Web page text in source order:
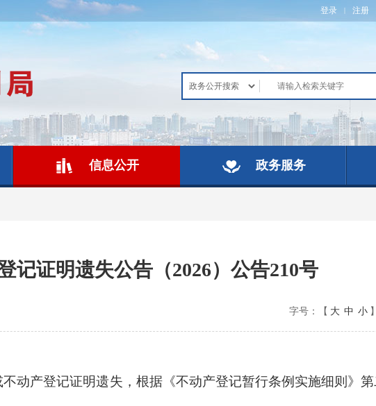
登录 | 注册
信息公开 政务服务
记证明遗失公告（2026）公告210号
字号：【 大 中 小 】
动产登记证明遗失，根据《不动产登记暂行条例实施细则》